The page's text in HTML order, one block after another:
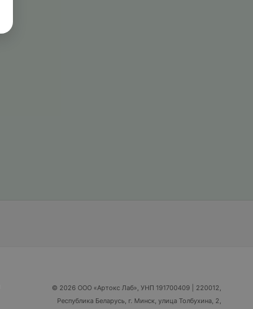
© 2026 ООО «Артокс Лаб», УНП 191700409 | 220012,
Республика Беларусь, г. Минск, улица Толбухина, 2,